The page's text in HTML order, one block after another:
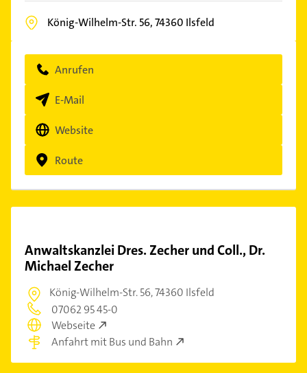
König-Wilhelm-Str. 56,74360 Ilsfeld
Anrufen
E-Mail
Website
Route
Anwaltskanzlei Dres. Zecher und Coll., Dr.
Michael Zecher
König-Wilhelm-Str. 56,74360 Ilsfeld
07062 95 45-0
Webseite
Anfahrt mit Bus und Bahn